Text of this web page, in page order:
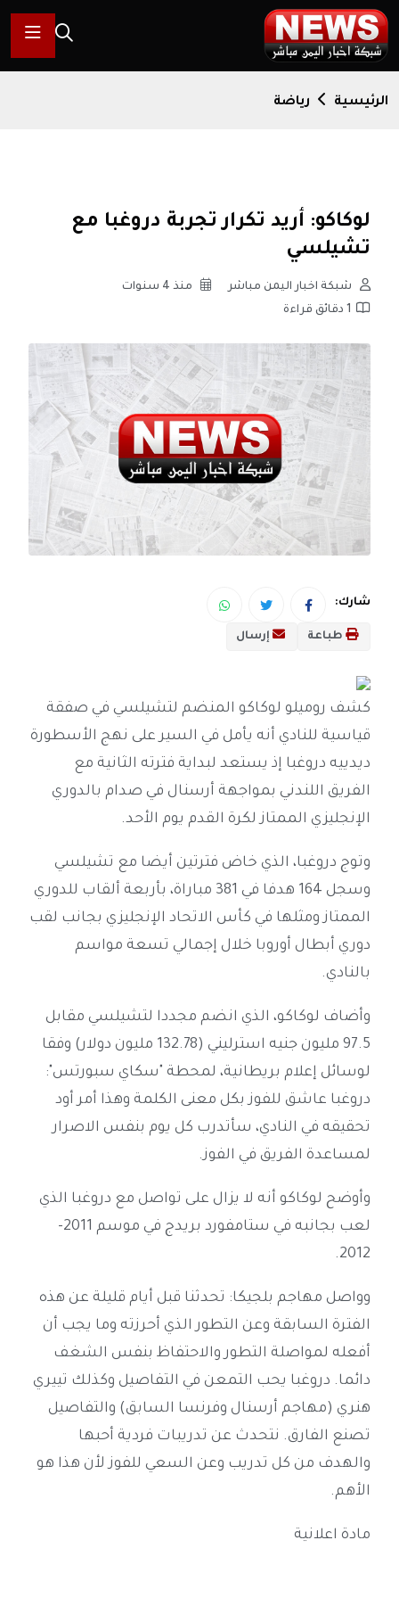
الرئيسية رياضة
لوكاكو: أريد تكرار تجربة دروغبا مع
تشيلسي
شبكة اخبار اليمن مباشر
منذ 4 سنوات
1 دقائق قراءة
شارك:
طباعة إرسال
كشف روميلو لوكاكو المنضم لتشيلسي في صفقة
قياسية للنادي أنه يأمل في السير على نهج الأسطورة
ديدييه دروغبا إذ يستعد لبداية فترته الثانية مع
الفريق اللندني بمواجهة أرسنال في صدام بالدوري
الإنجليزي الممتاز لكرة القدم يوم الأحد.
وتوج دروغبا، الذي خاض فترتين أيضا مع تشيلسي
وسجل 164 هدفا في 381 مباراة، بأربعة ألقاب للدوري
الممتاز ومثلها في كأس الاتحاد الإنجليزي بجانب لقب
دوري أبطال أوروبا خلال إجمالي تسعة مواسم
بالنادي.
وأضاف لوكاكو، الذي انضم مجددا لتشيلسي مقابل
97.5 مليون جنيه استرليني (132.78 مليون دولار) وفقا
لوسائل إعلام بريطانية، لمحطة "سكاي سبورتس":
دروغبا عاشق للفوز بكل معنى الكلمة وهذا أمر أود
تحقيقه في النادي، سأتدرب كل يوم بنفس الاصرار
لمساعدة الفريق في الفوز.
وأوضح لوكاكو أنه لا يزال على تواصل مع دروغبا الذي
لعب بجانبه في ستامفورد بريدج في موسم 2011-
2012.
وواصل مهاجم بلجيكا: تحدثنا قبل أيام قليلة عن هذه
الفترة السابقة وعن التطور الذي أحرزته وما يجب أن
أفعله لمواصلة التطور والاحتفاظ بنفس الشغف
دائما. دروغبا يحب التمعن في التفاصيل وكذلك تييري
هنري (مهاجم أرسنال وفرنسا السابق) والتفاصيل
تصنع الفارق. نتحدث عن تدريبات فردية أحبها
والهدف من كل تدريب وعن السعي للفوز لأن هذا هو
الأهم.
مادة اعلانية